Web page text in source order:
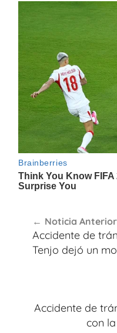
de
entradas
Noticia Anterior
Accidente de
Tenjo dejó un
Accidente de
con